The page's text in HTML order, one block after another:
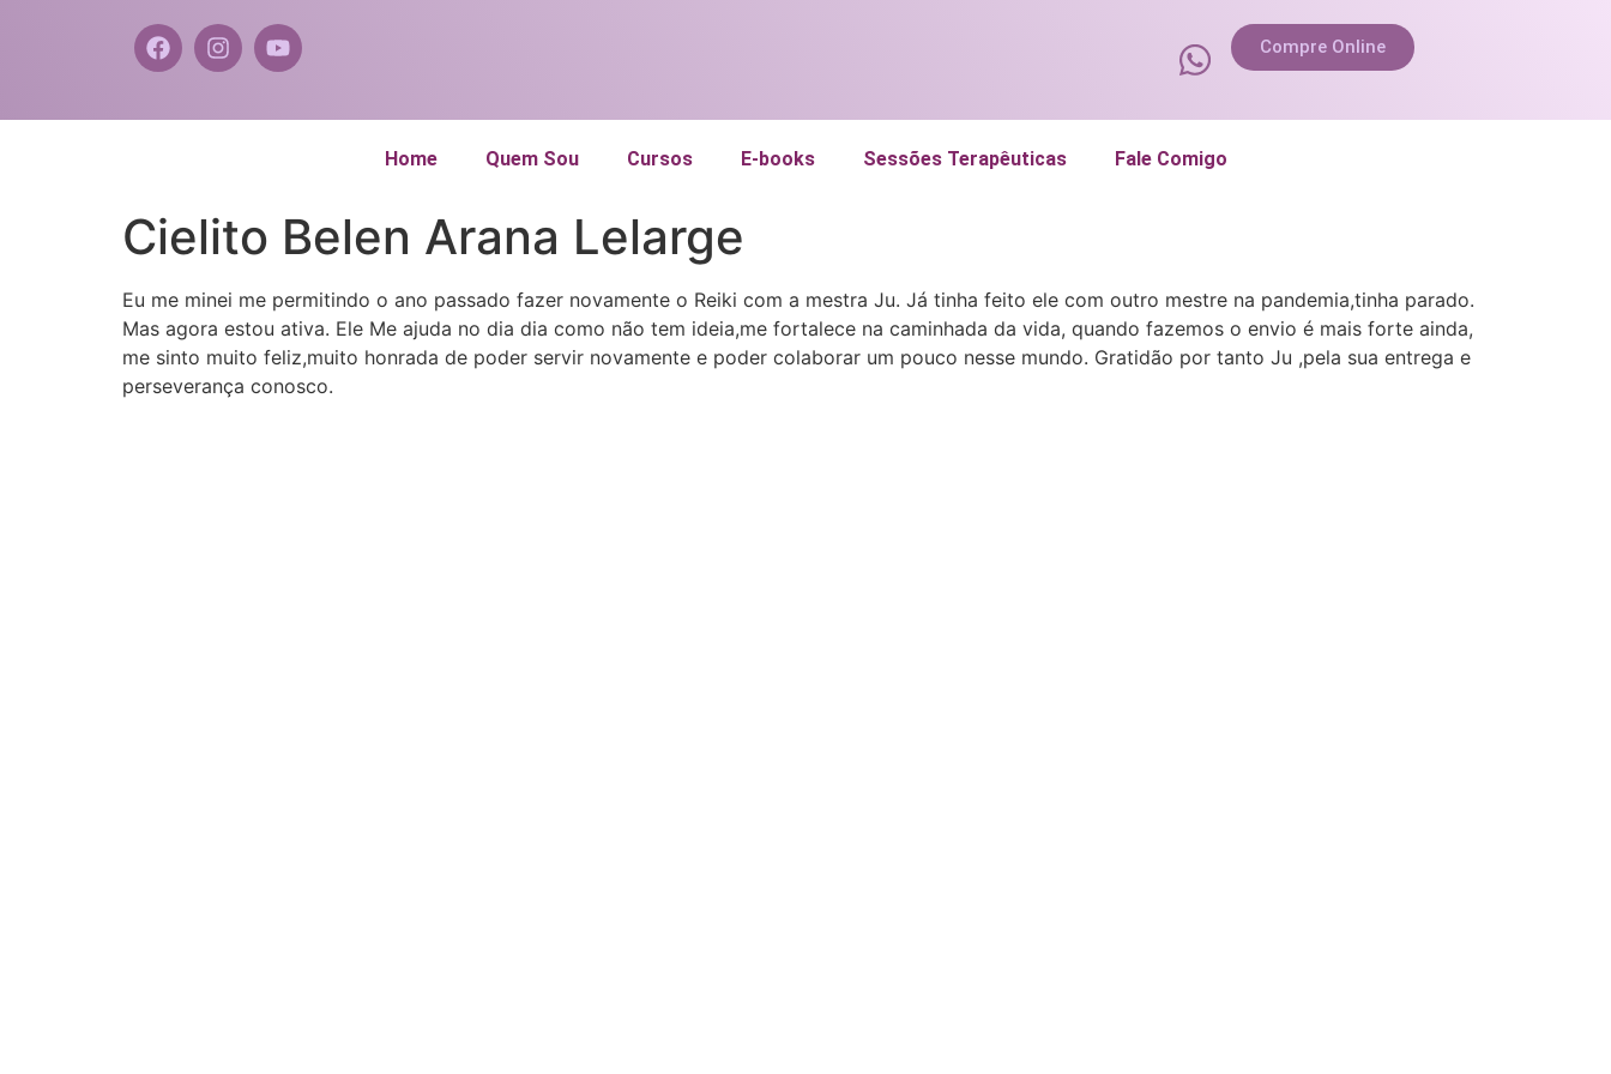
Compre Online
Home Quem Sou Cursos E-books Sessões Terapêuticas Fale Comigo
Cielito Belen Arana Lelarge
Eu me minei me permitindo o ano passado fazer novamente o Reiki com a mestra Ju. Já tinha feito ele com outro mestre na pandemia,tinha parado.
Mas agora estou ativa. Ele Me ajuda no dia dia como não tem ideia,me fortalece na caminhada da vida, quando fazemos o envio é mais forte ainda,
me sinto muito feliz,muito honrada de poder servir novamente e poder colaborar um pouco nesse mundo. Gratidão por tanto Ju ,pela sua entrega e
perseverança conosco.